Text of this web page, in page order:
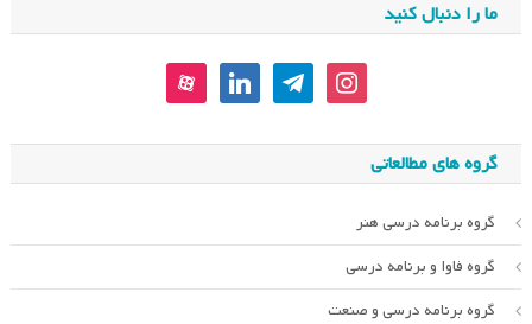
ما را دنبال کنید
instagram
telegram
linkedin
aparat
گروه های مطالعاتی
گروه برنامه درسی هنر
گروه فاوا و برنامه درسی
گروه برنامه درسی و صنعت